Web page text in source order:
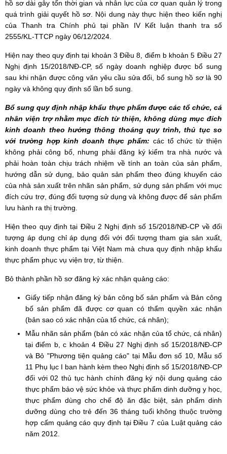
hồ sơ dài gây tốn thời gian và nhân lực của cơ quan quản lý trong
quá trình giải quyết hồ sơ. Nội dung này thực hiện theo kiến nghị
của Thanh tra Chính phủ tại phần IV Kết luận thanh tra số
2555/KL-TTCP ngày 06/12/2024.
Hiện nay theo quy định tại khoản 3 Điều 8, điểm b khoản 5 Điều 27
Nghị định 15/2018/NĐ-CP, số ngày doanh nghiệp được bổ sung
sau khi nhận được công văn yêu cầu sửa đổi, bổ sung hồ sơ là 90
ngày và không quy định số lần bổ sung.
Bổ sung quy định nhập khẩu thực phẩm được các tổ chức, cá
nhân viện trợ nhằm mục đích từ thiện, không dùng mục đích
kinh doanh theo hướng thông thoáng quy trình, thủ tục so
với trường hợp kinh doanh thực phẩm: các tổ chức từ thiện
không phải công bố, nhưng phải đăng ký kiểm tra nhà nước và
phải hoàn toàn chịu trách nhiệm về tính an toàn của sản phẩm,
hướng dẫn sử dụng, bảo quản sản phẩm theo đúng khuyến cáo
của nhà sản xuất trên nhãn sản phẩm, sử dụng sản phẩm với mục
đích cứu trợ, đúng đối tượng sử dụng và không được để sản phẩm
lưu hành ra thị trường.
Hiện theo quy định tại Điều 2 Nghị định số 15/2018/NĐ-CP về đối
tượng áp dụng chỉ áp dụng đối với đối tượng tham gia sản xuất,
kinh doanh thực phẩm tại Việt Nam mà chưa quy định nhập khẩu
thực phẩm phục vụ viện trợ, từ thiện.
Bỏ thành phần hồ sơ đăng ký xác nhận quảng cáo:
Giấy tiếp nhận đăng ký bản công bố sản phẩm và Bản công
bố sản phẩm đã được cơ quan có thẩm quyền xác nhận
(bản sao có xác nhận của tổ chức, cá nhân);
Mẫu nhãn sản phẩm (bản có xác nhận của tổ chức, cá nhân)
tại điểm b, c khoản 4 Điều 27 Nghị định số 15/2018/NĐ-CP
và Bỏ "Phương tiện quảng cáo" tại Mẫu đơn số 10, Mẫu số
11 Phụ lục I ban hành kèm theo Nghị định số 15/2018/NĐ-CP
đối với 02 thủ tục hành chính đăng ký nội dung quảng cáo
thực phẩm bảo vệ sức khỏe và thực phẩm dinh dưỡng y học,
thực phẩm dùng cho chế độ ăn đặc biệt, sản phẩm dinh
dưỡng dùng cho trẻ đến 36 tháng tuổi không thuộc trường
hợp cấm quảng cáo quy định tại Điều 7 của Luật quảng cáo
năm 2012.